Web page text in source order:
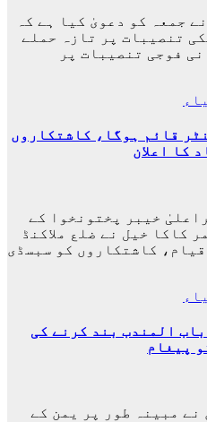
جمعہ کو دعویٰ کیا ہے کہ
تنصیبات پر تازہ حملے
فوجی تنصیبات پر
قائم ہوگا، کاشتکاروں
کا اعلان
خیبر پختونخوا کے
کاکا خیل نے ضلع ملاکنڈ
کاشتکاروں کو سبسڈی
المندب بند کرنے کی
پیغام
نے مبینہ طور پر یمن کے